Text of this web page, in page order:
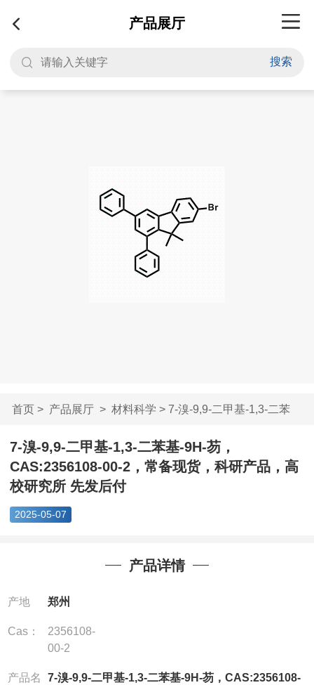
产品展厅
搜索
首页> 产品展厅> 材料科学 > 7-溴-9,9-二甲基-1,3-二苯
基-9...
7-溴-9,9-二甲基-1,3-二苯基-9H-芴，
CAS:2356108-00-2，常备现货，科研产品，高
校研究所 先发后付
2025-05-07
产品详情
产地 郑州
Cas：
2356108-
00-2
产品名
7-溴-9,9-二甲基-1,3-二苯基-9H-芴，CAS:2356108-